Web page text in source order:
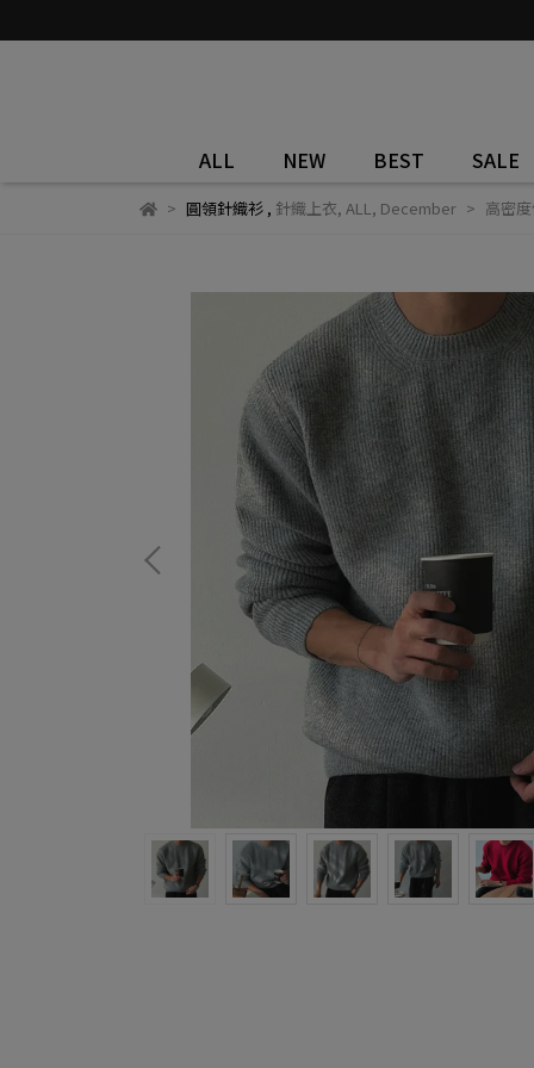
ALL NEW BEST SALE
圓領針織衫, 針織上衣, ALL, December 高密